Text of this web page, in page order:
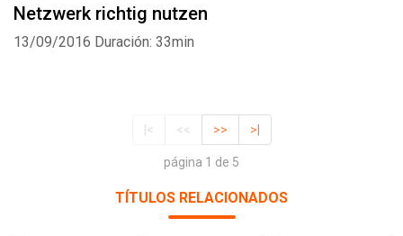
Netzwerk richtig nutzen
13/09/2016 Duración: 33min
|< << >> >|
página 1 de 5
TÍTULOS RELACIONADOS